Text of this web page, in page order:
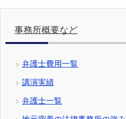
事務所概要など
弁護士費用一覧
講演実績
弁護士一覧